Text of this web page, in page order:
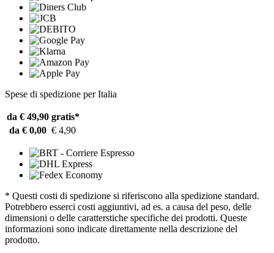
Spese di spedizione per Italia
da € 49,90 gratis*
da € 0,00 € 4,90
* Questi costi di spedizione si riferiscono alla spedizione standard.
Potrebbero esserci costi aggiuntivi, ad es. a causa del peso, delle
dimensioni o delle caratterstiche specifiche dei prodotti. Queste
informazioni sono indicate direttamente nella descrizione del
prodotto.